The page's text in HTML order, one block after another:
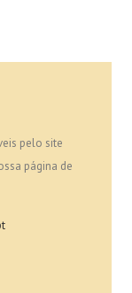
pelo site
página de